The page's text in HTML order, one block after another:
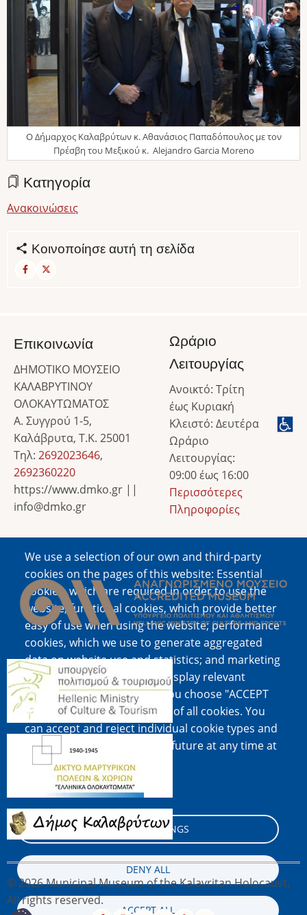
Ο Δήμαρχος Καλαβρύτων κ. Αθανάσιος Παπαδόπουλος με τον
Πρέσβη του Μεξικού κ. Alejandro Garcia Moreno
Κατηγορία
Ανακοινώσεις
Κοινοποίησε αυτή τη σελίδα
We use a selection of our own and third-party
cookies on the pages of this website: Essential
cookies, which are required in order to use the
website; functional cookies, which provide better
easy of use when using the website; performance
cookies, which we use to generate aggregated
data on website use and statistics; and marketing
cookies, which are used to display relevant
content and advertising. If you choose "ACCEPT
ALL", you consent to the use of all cookies. You
can accept and reject individual cookie types and
revoke your consent for the future at any time at
"Settings".
Cookie documentation
COOKIE SETTINGS
DENY ALL
ACCEPT ALL
Επικοινωνία
ΔΗΜΟΤΙΚΟ ΜΟΥΣΕΙΟ
ΚΑΛΑΒΡΥΤΙΝΟΥ
ΟΛΟΚΑΥΤΩΜΑΤΟΣ
Α. Συγγρού 1-5,
Καλάβρυτα, Τ.Κ. 25001
Τηλ: 2692023646,
2692360220
https://www.dmko.gr ||
info@dmko.gr
Ωράριο
Λειτουργίας
Ανοικτό: Τρίτη
έως Κυριακή
Κλειστό: Δευτέρα
Ωράριο
Λειτουργίας:
09:00 έως 16:00
Περισσότερες
Πληροφορίες
Image
Image
Image
Image
© 2026 Municipal Museum of the Kalavritan Holocaust,
All rights reserved.